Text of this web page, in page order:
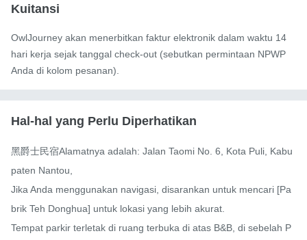
Kuitansi
OwlJourney akan menerbitkan faktur elektronik dalam waktu 14
hari kerja sejak tanggal check-out (sebutkan permintaan NPWP
Anda di kolom pesanan).
Hal-hal yang Perlu Diperhatikan
黑爵士民宿Alamatnya adalah: Jalan Taomi No. 6, Kota Puli, Kabu
paten Nantou,
Jika Anda menggunakan navigasi, disarankan untuk mencari [Pa
brik Teh Donghua] untuk lokasi yang lebih akurat.
Tempat parkir terletak di ruang terbuka di atas B&B, di sebelah P